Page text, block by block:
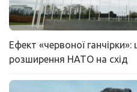
Ефект «червоної
розширення НАТО на схід